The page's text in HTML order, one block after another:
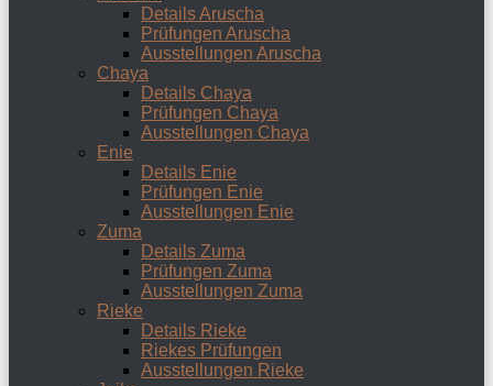
Details Aruscha
Prüfungen Aruscha
Ausstellungen Aruscha
Chaya
Details Chaya
Prüfungen Chaya
Ausstellungen Chaya
Enie
Details Enie
Prüfungen Enie
Ausstellungen Enie
Zuma
Details Zuma
Prüfungen Zuma
Ausstellungen Zuma
Rieke
Details Rieke
Riekes Prüfungen
Ausstellungen Rieke